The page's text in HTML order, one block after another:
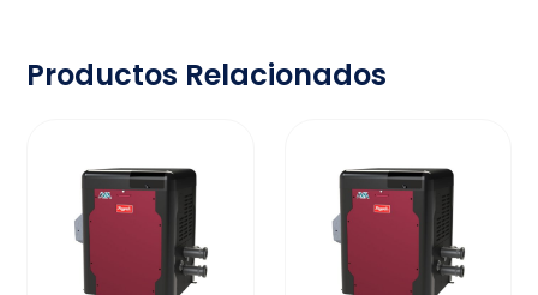
Productos Relacionados